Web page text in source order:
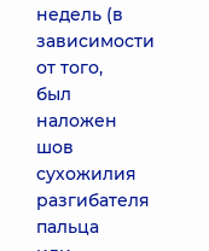
недель (в
зависимости
от того,
был
наложен
шов
сухожилия
разгибателя
пальца